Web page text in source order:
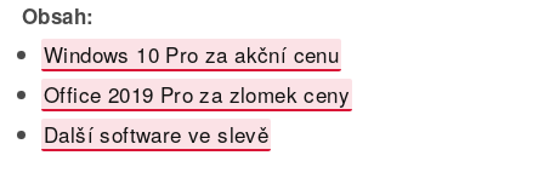
Obsah:
Windows 10 Pro za akční cenu
Office 2019 Pro za zlomek ceny
Další software ve slevě